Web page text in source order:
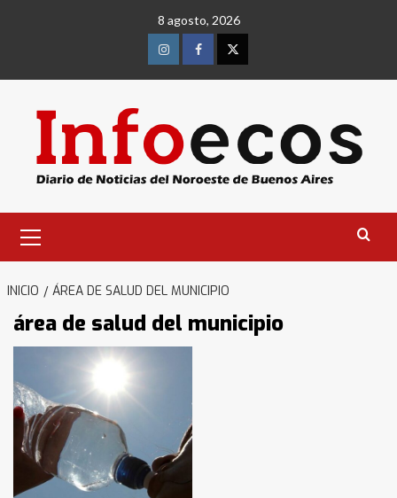
8 agosto, 2026
InstagramFacebookTwitter
primario
INICIO ÁREA DE SALUD DEL MUNICIPIO
área de salud del municipio
Identidad de los adolescentes
pampeanos que fueron
protagonistas del fatal accidente
en la mañana del lunes